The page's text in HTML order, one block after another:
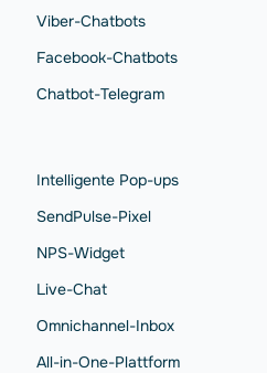
Viber-Chatbots
Facebook-Chatbots
Chatbot-Telegram
Intelligente Pop-ups
SendPulse-Pixel
NPS-Widget
Live-Chat
Omnichannel-Inbox
All-in-One-Plattform